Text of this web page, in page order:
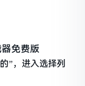
”，进入选择列